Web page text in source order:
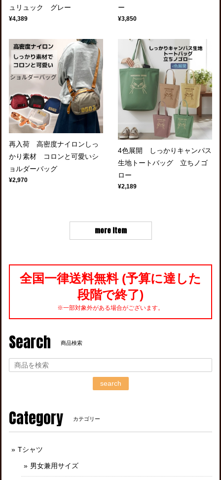
ュリュック グレー
¥4,389
ー
¥3,850
再入荷 高密度ナイロンしっ
かり素材 コロンと可愛いシ
ョルダーバッグ
¥2,970
4色展開 しっかりキャンパス
生地トートバッグ 立ちノゴ
ロー
¥2,189
more item
全国一律送料無料 (予算に達した
段階で終了)
※一部対象外がある場合がございます。
Search 商品検索
search
Category カテゴリー
Tシャツ
男女兼用サイズ